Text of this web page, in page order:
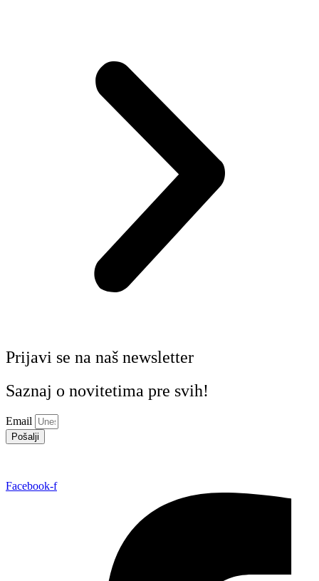
Prijavi se na naš newsletter
Saznaj o novitetima pre svih!
Email
Pošalji
Facebook-f